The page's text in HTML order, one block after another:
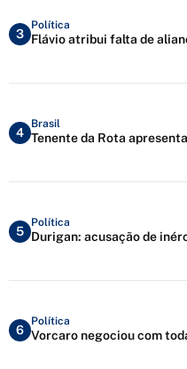
3
Política
Flávio atribui falta de
4
Brasil
Tenente da Rota
5
Política
Durigan: acusação de
6
Política
Vorcaro negociou com